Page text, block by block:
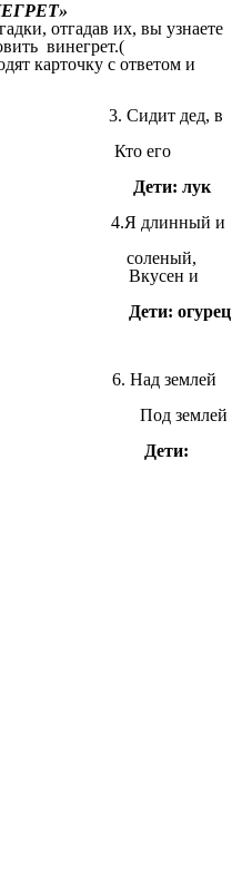
отгадав их, вы узнаете
винегрет.(
карточку с ответом и
я, 3. Сидит дед, в
Кто его
Дети: лук
мае 4.Я длинный и
я
Вкусен и
стали
Дети: огурец
6. Над землей
Под землей